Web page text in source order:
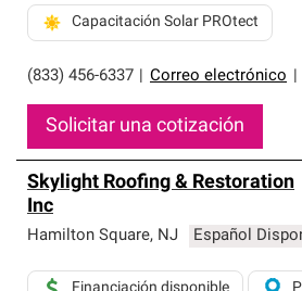
(833) 456-6337 Correo electrónico
Capacitación Solar PROtect
Solicitar una cotización
Skylight Roofing & Restoration
Inc
Hamilton Square, NJ Español